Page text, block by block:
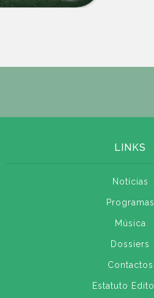
LINKS
Notícias
Programas
Música
Dossiers
Contactos
Estatuto